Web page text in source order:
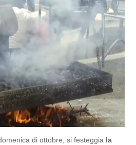
di ottobre, si festeggia la